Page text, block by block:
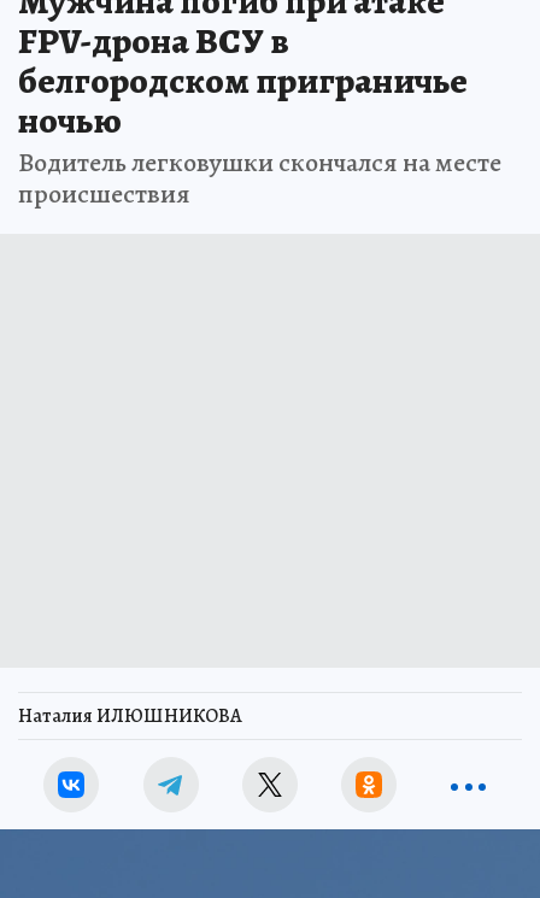
FPV-дрона ВСУ в
белгородском приграничье
ночью
Водитель легковушки скончался на месте
происшествия
Наталия ИЛЮШНИКОВА